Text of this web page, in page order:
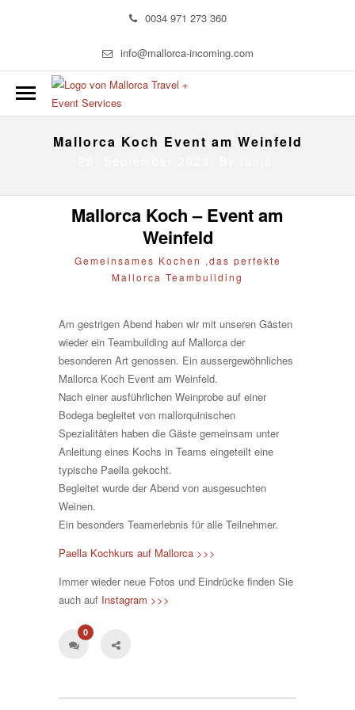
0034 971 273 360
info@mallorca-incoming.com
Mallorca Koch Event am Weinfeld
Mallorca Koch – Event am
Weinfeld
Gemeinsames Kochen ,das perfekte
Mallorca Teambuilding
Am gestrigen Abend haben wir mit unseren Gästen
wieder ein Teambuilding auf Mallorca der
besonderen Art genossen. Ein aussergewöhnliches
Mallorca Koch Event am Weinfeld.
Nach einer ausführlichen Weinprobe auf einer
Bodega begleitet von mallorquinischen
Spezialitäten haben die Gäste gemeinsam unter
Anleitung eines Kochs in Teams eingeteilt eine
typische Paella gekocht.
Begleitet wurde der Abend von ausgesuchten
Weinen.
Ein besonders Teamerlebnis für alle Teilnehmer.
Paella Kochkurs auf Mallorca >>>
Immer wieder neue Fotos und Eindrücke finden Sie
auch auf Instagram >>>
0